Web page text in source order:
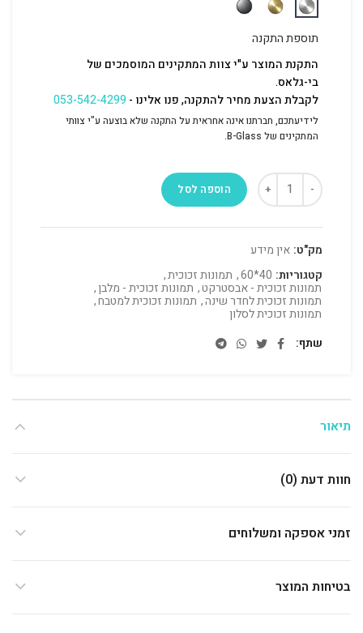
תוספת התקנה
התקנת המוצר ע"י צוות המתקינים המוסמכים של
בי-גלאס.
לקבלת הצעת מחיר להתקנה, פנו אלינו -053-542-4299
לידיעתכם, חברתנו אינה אחראית על התקנה שלא בוצעה ע"י צוותי
המתקינים של B-Glass.
הוספה לסל
מק"ט: אין מידע
קטגוריות: 40*60
, תמונות זכוכית,
תמונות זכוכית - אבסטרקט, תמונות זכוכית - מלבן,
תמונות זכוכית לחדר שינה, תמונות זכוכית למטבח,
תמונות זכוכית לסלון
שתף
תיאור
חוות דעת (0)
זמני אספקה ומשלוחים
בטיחות המוצר